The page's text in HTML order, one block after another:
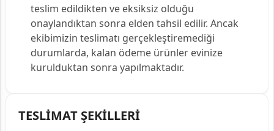
teslim edildikten ve eksiksiz olduğu
onaylandıktan sonra elden tahsil edilir. Ancak
ekibimizin teslimatı gerçekleştiremediği
durumlarda, kalan ödeme ürünler evinize
kurulduktan sonra yapılmaktadır.
TESLİMAT ŞEKİLLERİ